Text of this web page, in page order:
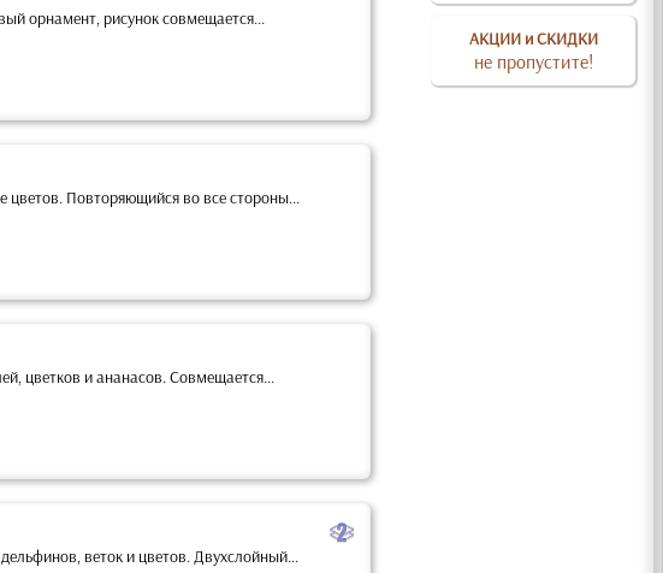
АКЦИИ и СКИДКИ
не пропустите!
орнамент, рисунок совмещается...
цветов. Повторяющийся во все стороны...
цветков и ананасов. Совмещается...
b
веток и цветов. Двухслойный...